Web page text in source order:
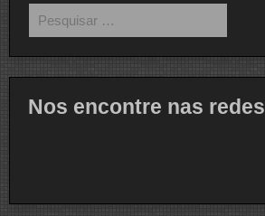
por:
Nos encontre nas redes